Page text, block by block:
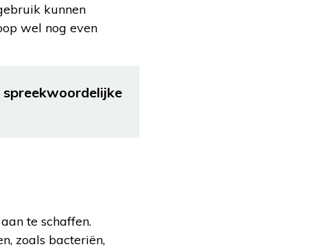
kunnen
wel nog even
spreekwoordelijke
te schaffen.
zoals bacteriën,